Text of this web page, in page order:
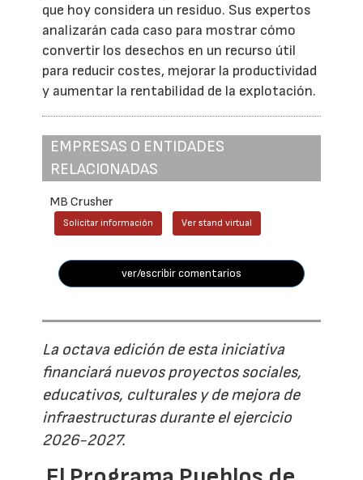
que hoy considera un residuo. Sus expertos
analizarán cada caso para mostrar cómo
convertir los desechos en un recurso útil
para reducir costes, mejorar la productividad
y aumentar la rentabilidad de la explotación.
EMPRESAS O ENTIDADES
RELACIONADAS
MB Crusher
Solicitar información Ver stand virtual
ver/escribir comentarios
La octava edición de esta iniciativa
financiará nuevos proyectos sociales,
educativos, culturales y de mejora de
infraestructuras durante el ejercicio
2026-2027.